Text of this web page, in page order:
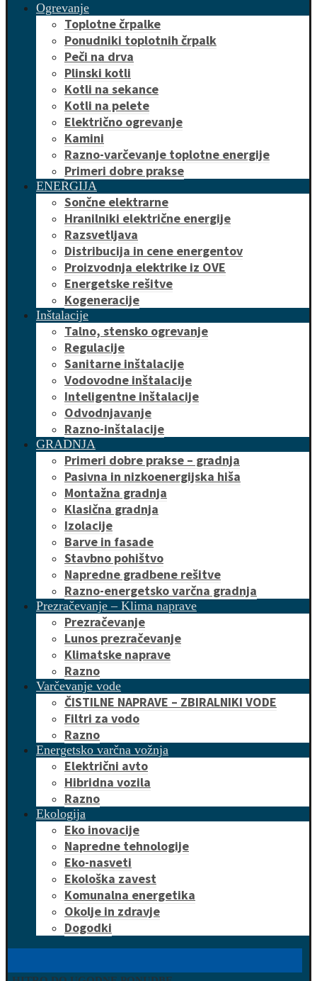
Ogrevanje
Toplotne črpalke
Ponudniki toplotnih črpalk
Peči na drva
Plinski kotli
Kotli na sekance
Kotli na pelete
Električno ogrevanje
Kamini
Razno-varčevanje toplotne energije
Primeri dobre prakse
ENERGIJA
Sončne elektrarne
Hranilniki električne energije
Razsvetljava
Distribucija in cene energentov
Proizvodnja elektrike iz OVE
Energetske rešitve
Kogeneracije
Inštalacije
Talno, stensko ogrevanje
Regulacije
Sanitarne inštalacije
Vodovodne inštalacije
Inteligentne inštalacije
Odvodnjavanje
Razno-inštalacije
GRADNJA
Primeri dobre prakse – gradnja
Pasivna in nizkoenergijska hiša
Montažna gradnja
Klasična gradnja
Izolacije
Barve in fasade
Stavbno pohištvo
Napredne gradbene rešitve
Razno-energetsko varčna gradnja
Prezračevanje – Klima naprave
Prezračevanje
Lunos prezračevanje
Klimatske naprave
Razno
Varčevanje vode
ČISTILNE NAPRAVE – ZBIRALNIKI VODE
Filtri za vodo
Razno
Energetsko varčna vožnja
Električni avto
Hibridna vozila
Razno
Ekologija
Eko inovacije
Napredne tehnologije
Eko-nasveti
Ekološka zavest
Komunalna energetika
Okolje in zdravje
Dogodki